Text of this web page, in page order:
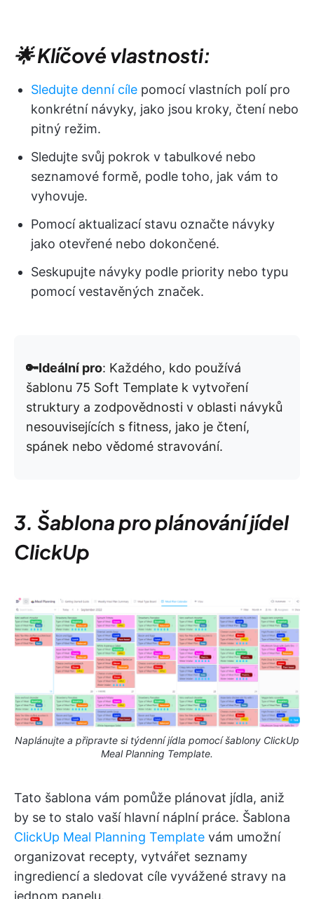
🌟 Klíčové vlastnosti:
Sledujte denní cíle pomocí vlastních polí pro
konkrétní návyky, jako jsou kroky, čtení nebo
pitný režim.
Sledujte svůj pokrok v tabulkové nebo
seznamové formě, podle toho, jak vám to
vyhovuje.
Pomocí aktualizací stavu označte návyky
jako otevřené nebo dokončené.
Seskupujte návyky podle priority nebo typu
pomocí vestavěných značek.
🔑Ideální pro: Každého, kdo používá
šablonu 75 Soft Template k vytvoření
struktury a zodpovědnosti v oblasti návyků
nesouvisejících s fitness, jako je čtení,
spánek nebo vědomé stravování.
3. Šablona pro plánování jídel
ClickUp
Naplánujte a připravte si týdenní jídla pomocí šablony ClickUp
Meal Planning Template.
Tato šablona vám pomůže plánovat jídla, aniž
by se to stalo vaší hlavní náplní práce. Šablona
ClickUp Meal Planning Template vám umožní
organizovat recepty, vytvářet seznamy
ingrediencí a sledovat cíle vyvážené stravy na
jednom panelu.